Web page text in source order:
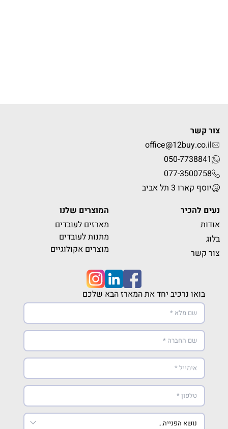
צור קשר
office@12buy.co.il
050-7738841
077-3500758
יוסף קארו 3 תל אביב
נעים להכיר
אודות
בלוג
צור קשר
המוצרים שלנו
מארזים לעובדים
מתנות לעובדים
מוצרים אקולוגיים
בואו נרכיב יחד את המארז הבא שלכם